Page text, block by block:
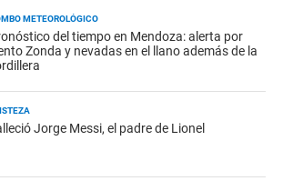
METEOROLÓGICO
del tiempo en Mendoza: alerta por
Zonda y nevadas en el llano además de la
Jorge Messi, el padre de Lionel